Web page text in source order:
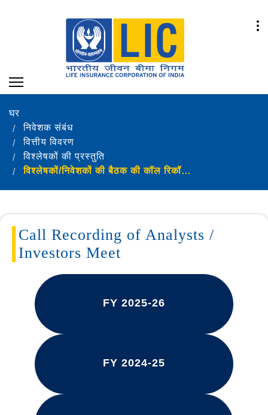
घर
निवेशक संबंध
वित्तीय विवरण
विश्लेषकों की प्रस्तुति
विश्लेषकों/निवेशकों की बैठक की कॉल रिकॉर्डिंग
Call Recording of Analysts /
Investors Meet
FY 2025-26
FY 2024-25